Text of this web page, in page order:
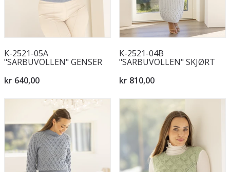
K-2521-05A
"SARBUVOLLEN" GENSER
kr 640,00
K-2521-04B
"SARBUVOLLEN" SKJØRT
kr 810,00